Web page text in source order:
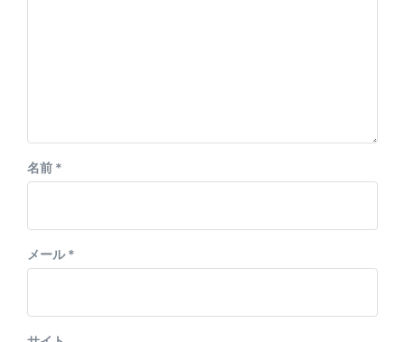
名前 *
メール*